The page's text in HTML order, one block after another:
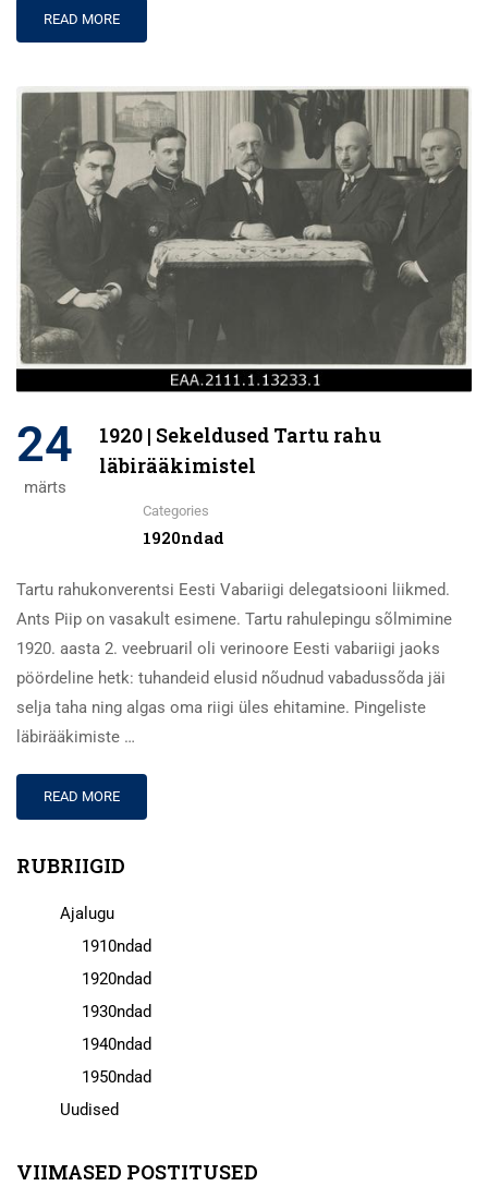
READ MORE
24
märts
1920 | Sekeldused Tartu rahu
läbirääkimistel
Categories
1920ndad
Tartu rahukonverentsi Eesti Vabariigi delegatsiooni liikmed.
Ants Piip on vasakult esimene. Tartu rahulepingu sõlmimine
1920. aasta 2. veebruaril oli verinoore Eesti vabariigi jaoks
pöördeline hetk: tuhandeid elusid nõudnud vabadussõda jäi
selja taha ning algas oma riigi üles ehitamine. Pingeliste
läbirääkimiste …
READ MORE
RUBRIIGID
Ajalugu
1910ndad
1920ndad
1930ndad
1940ndad
1950ndad
Uudised
VIIMASED POSTITUSED